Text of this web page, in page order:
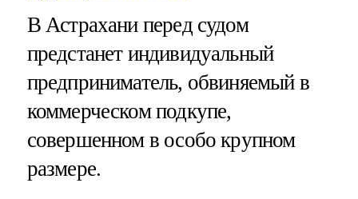
В Астрахани перед судом
предстанет индивидуальный
предприниматель, обвиняемый в
коммерческом подкупе,
совершенном в особо крупном
размере.